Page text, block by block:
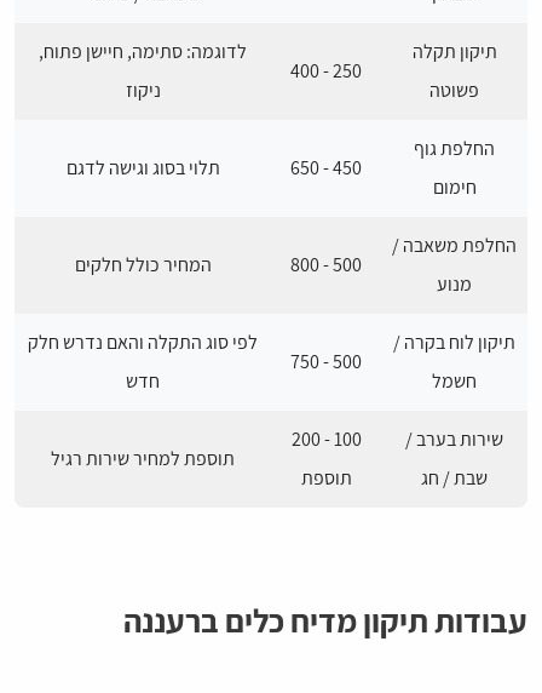
תיקון תקלה
פשוטה
250 - 400
לדוגמה: סתימה, חיישן פתוח,
ניקוז
החלפת גוף
חימום
450 - 650 תלוי בסוג וגישה לדגם
החלפת משאבה /
מנוע
500 - 800 המחיר כולל חלקים
תיקון לוח בקרה /
חשמל
500 - 750
לפי סוג התקלה והאם נדרש חלק
חדש
שירות בערב /
שבת / חג
100 - 200
תוספת
תוספת למחיר שירות רגיל
עבודות תיקון מדיח כלים ברעננה